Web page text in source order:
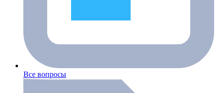
Все вопросы